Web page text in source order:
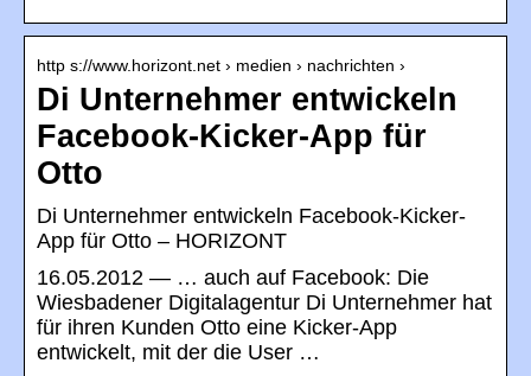
http s://www.horizont.net › medien › nachrichten ›
Di Unternehmer entwickeln
Facebook-Kicker-App für
Otto
Di Unternehmer entwickeln Facebook-Kicker-
App für Otto – HORIZONT
16.05.2012 — … auch auf Facebook: Die
Wiesbadener Digitalagentur Di Unternehmer hat
für ihren Kunden Otto eine Kicker-App
entwickelt, mit der die User …